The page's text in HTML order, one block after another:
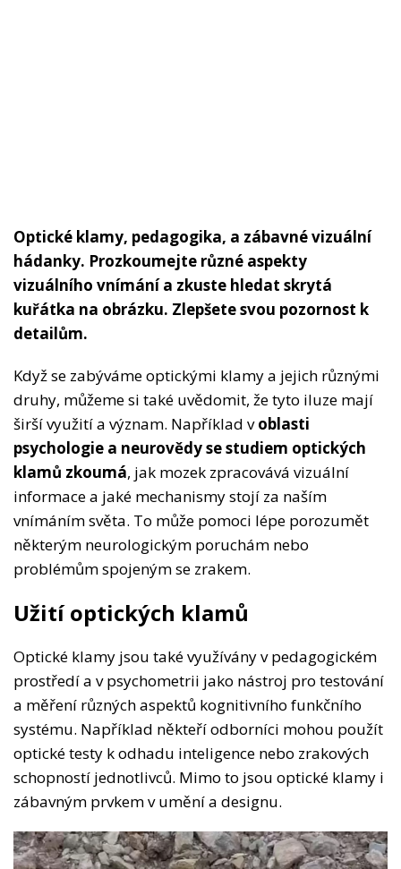
Optické klamy, pedagogika, a zábavné vizuální
hádanky. Prozkoumejte různé aspekty
vizuálního vnímání a zkuste hledat skrytá
kuřátka na obrázku. Zlepšete svou pozornost k
detailům.
Když se zabýváme optickými klamy a jejich různými
druhy, můžeme si také uvědomit, že tyto iluze mají
širší využití a význam. Například voblasti
psychologie a neurovědy se studiem optických
klamů zkoumá, jak mozek zpracovává vizuální
informace a jaké mechanismy stojí za naším
vnímáním světa. To může pomoci lépe porozumět
některým neurologickým poruchám nebo
problémům spojeným se zrakem.
Užití optických klamů
Optické klamy jsou také využívány v pedagogickém
prostředí a v psychometrii jako nástroj pro testování
a měření různých aspektů kognitivního funkčního
systému. Například někteří odborníci mohou použít
optické testy k odhadu inteligence nebo zrakových
schopností jednotlivců. Mimo to jsou optické klamy i
zábavným prvkem v umění a designu.